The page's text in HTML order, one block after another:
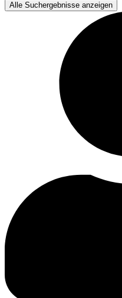
Alle Suchergebnisse anzeigen